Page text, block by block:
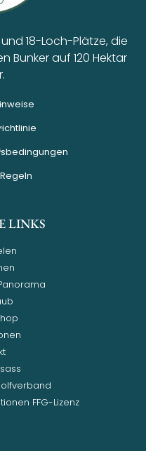
18-Loch-Plätze, die
Bunker auf 120 Hektar
LINKS
FFG-Lizenz